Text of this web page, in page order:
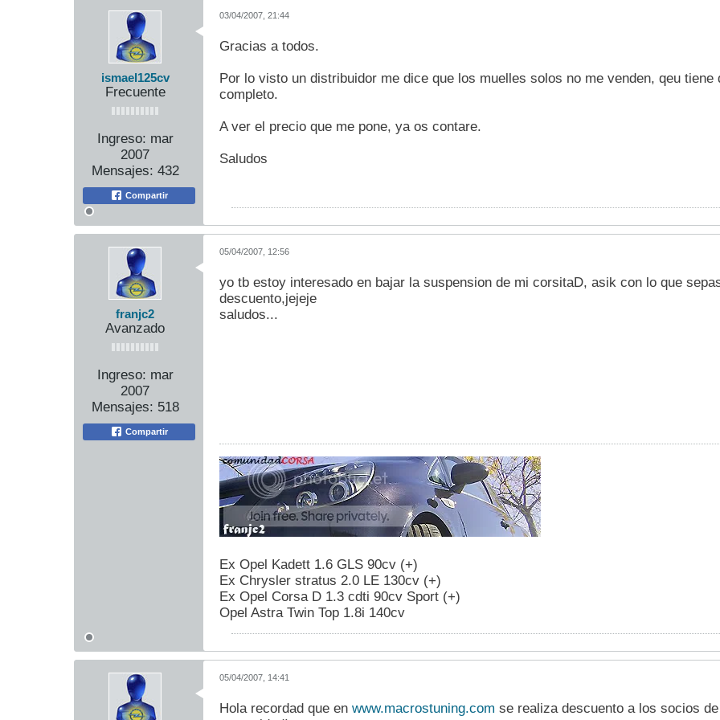
ismael125cv
Frecuente
Ingreso: mar
2007
Mensajes: 432
Compartir
03/04/2007, 21:44
Gracias a todos.
Por lo visto un distribuidor me dice que los muelles solos no me venden, qeu
completo.
A ver el precio que me pone, ya os contare.
Saludos
franjc2
Avanzado
Ingreso: mar
2007
Mensajes: 518
Compartir
05/04/2007, 12:56
yo tb estoy interesado en bajar la suspension de mi corsitaD, asik con lo que
descuento,jejeje
saludos...
Ex Opel Kadett 1.6 GLS 90cv (+)
Ex Chrysler stratus 2.0 LE 130cv (+)
Ex Opel Corsa D 1.3 cdti 90cv Sport (+)
Opel Astra Twin Top 1.8i 140cv
05/04/2007, 14:41
Hola recordad que en www.macrostuning.com se realiza descuento a los socios